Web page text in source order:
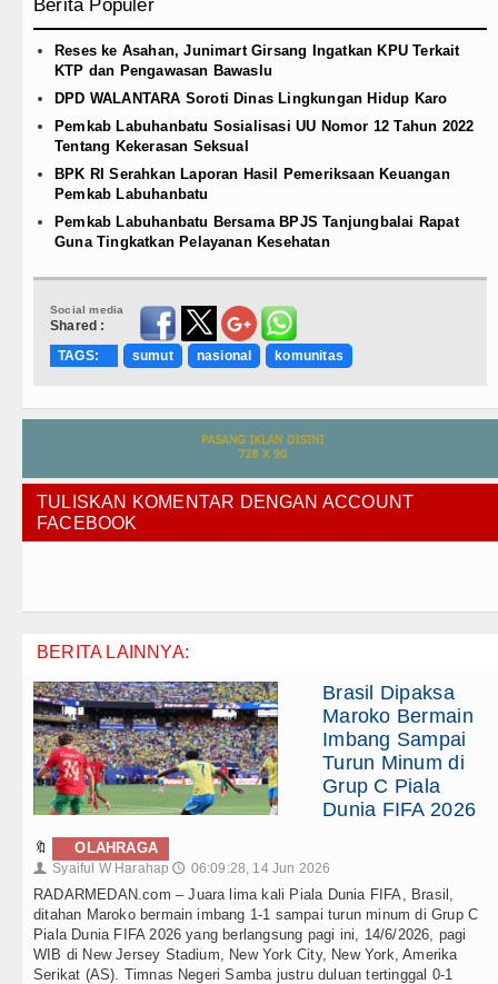
Berita Populer
Reses ke Asahan, Junimart Girsang Ingatkan KPU Terkait
KTP dan Pengawasan Bawaslu
DPD WALANTARA Soroti Dinas Lingkungan Hidup Karo
Pemkab Labuhanbatu Sosialisasi UU Nomor 12 Tahun 2022
Tentang Kekerasan Seksual
BPK RI Serahkan Laporan Hasil Pemeriksaan Keuangan
Pemkab Labuhanbatu
Pemkab Labuhanbatu Bersama BPJS Tanjungbalai Rapat
Guna Tingkatkan Pelayanan Kesehatan
Social media
Shared :
TAGS:
sumut nasional komunitas
TULISKAN KOMENTAR DENGAN ACCOUNT
FACEBOOK
BERITA LAINNYA:
Brasil Dipaksa
Maroko Bermain
Imbang Sampai
Turun Minum di
Grup C Piala
Dunia FIFA 2026
🔖 OLAHRAGA
👤 Syaiful W Harahap 🕔 06:09:28, 14 Jun 2026
RADARMEDAN.com – Juara lima kali Piala Dunia FIFA, Brasil,
ditahan Maroko bermain imbang 1-1 sampai turun minum di Grup C
Piala Dunia FIFA 2026 yang berlangsung pagi ini, 14/6/2026, pagi
WIB di New Jersey Stadium, New York City, New York, Amerika
Serikat (AS). Timnas Negeri Samba justru duluan tertinggal 0-1